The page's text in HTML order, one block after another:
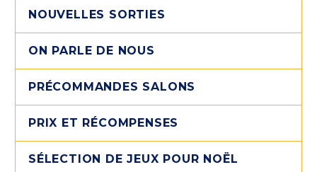
NOUVELLES SORTIES
ON PARLE DE NOUS
PRÉCOMMANDES SALONS
PRIX ET RÉCOMPENSES
SÉLECTION DE JEUX POUR NOËL